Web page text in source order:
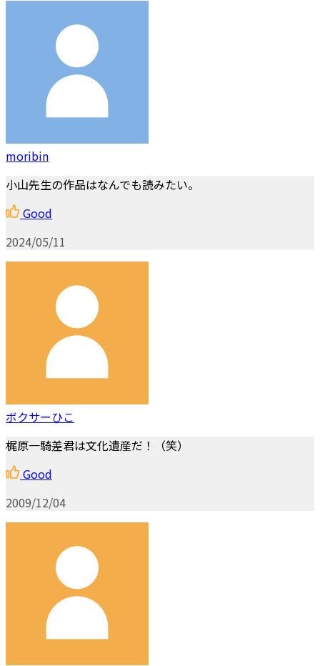
moribin
小山先生の作品はなんでも読みたい。
Good
2024/05/11
ボクサーひこ
梶原一騎差君は文化遺産だ！（笑）
Good
2009/12/04